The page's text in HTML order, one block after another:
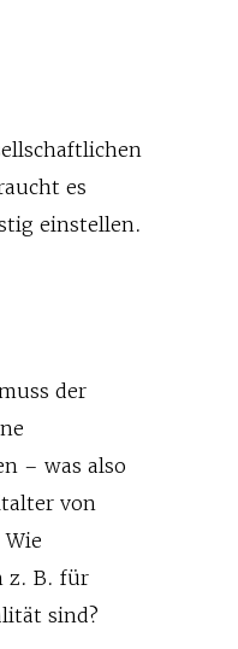
es
einstellen.
der
– was also
von
z. B. für
sind?